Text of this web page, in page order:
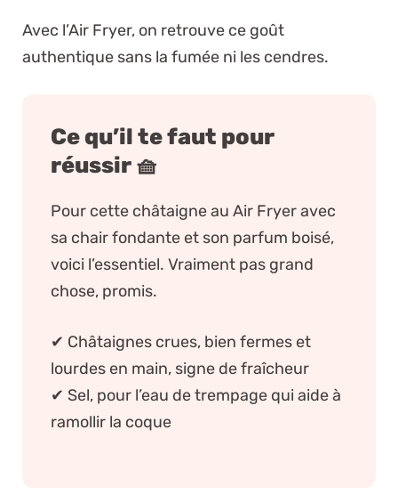
Avec l’Air Fryer, on retrouve ce goût
authentique sans la fumée ni les cendres.
Ce qu’il te faut pour
réussir 🧺
Pour cette châtaigne au Air Fryer avec
sa chair fondante et son parfum boisé,
voici l’essentiel. Vraiment pas grand
chose, promis.
✔ Châtaignes crues, bien fermes et
lourdes en main, signe de fraîcheur
✔ Sel, pour l’eau de trempage qui aide à
ramollir la coque